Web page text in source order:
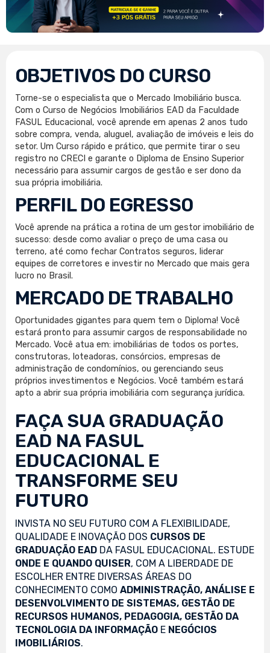
OBJETIVOS DO CURSO
Torne-se o especialista que o Mercado Imobiliário busca.
Com o Curso de Negócios Imobiliários EAD da Faculdade
FASUL Educacional, você aprende em apenas 2 anos tudo
sobre compra, venda, aluguel, avaliação de imóveis e leis do
setor. Um Curso rápido e prático, que permite tirar o seu
registro no CRECI e garante o Diploma de Ensino Superior
necessário para assumir cargos de gestão e ser dono da
sua própria imobiliária.
PERFIL DO EGRESSO
Você aprende na prática a rotina de um gestor imobiliário de
sucesso: desde como avaliar o preço de uma casa ou
terreno, até como fechar Contratos seguros, liderar
equipes de corretores e investir no Mercado que mais gera
lucro no Brasil.
MERCADO DE TRABALHO
Oportunidades gigantes para quem tem o Diploma! Você
estará pronto para assumir cargos de responsabilidade no
Mercado. Você atua em: imobiliárias de todos os portes,
construtoras, loteadoras, consórcios, empresas de
administração de condomínios, ou gerenciando seus
próprios investimentos e Negócios. Você também estará
apto a abrir sua própria imobiliária com segurança jurídica.
FAÇA SUA GRADUAÇÃO
EAD NA FASUL
EDUCACIONAL E
TRANSFORME SEU
FUTURO
INVISTA NO SEU FUTURO COM A FLEXIBILIDADE,
QUALIDADE E INOVAÇÃO DOS CURSOS DE
GRADUAÇÃO EAD DA FASUL EDUCACIONAL. ESTUDE
ONDE E QUANDO QUISER, COM A LIBERDADE DE
ESCOLHER ENTRE DIVERSAS ÁREAS DO
CONHECIMENTO COMO ADMINISTRAÇÃO, ANÁLISE E
DESENVOLVIMENTO DE SISTEMAS, GESTÃO DE
RECURSOS HUMANOS, PEDAGOGIA, GESTÃO DA
TECNOLOGIA DA INFORMAÇÃO E NEGÓCIOS
IMOBILIÁRIOS.